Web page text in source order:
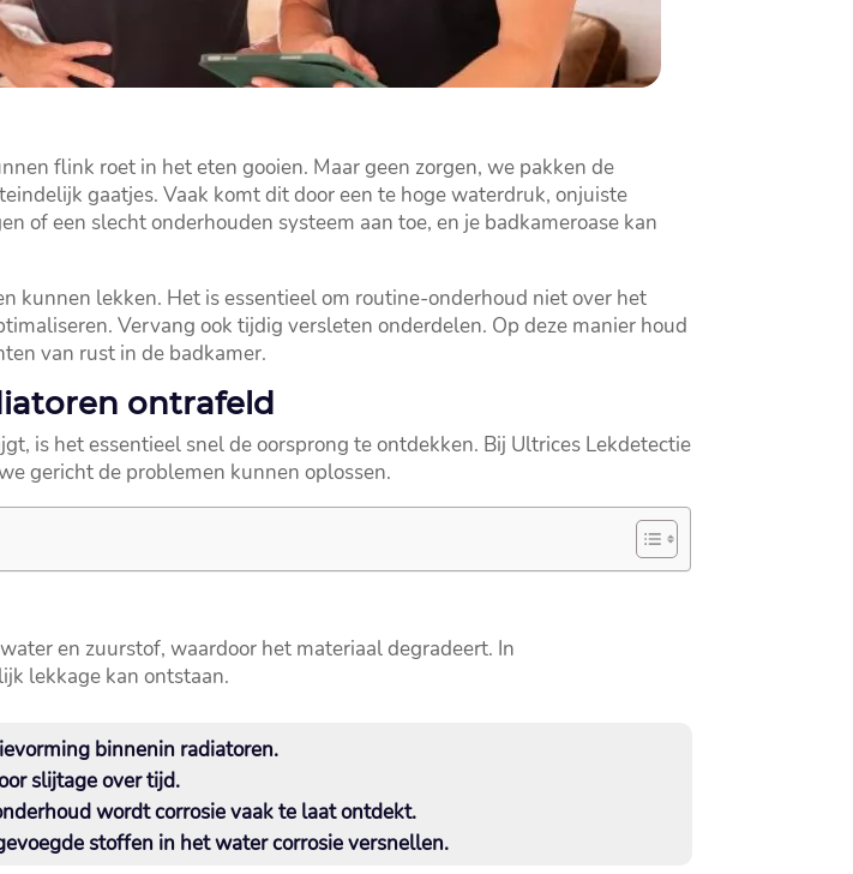
flink roet in het eten gooien.​ Maar geen zorgen, we pakken de
gaatjes.​ Vaak komt dit door een te hoge waterdruk, onjuiste
of een slecht onderhouden systeem aan toe, en je badkameroase kan
kunnen lekken.​ Het is essentieel om routine-onderhoud niet over het
Vervang ook tijdig versleten onderdelen.​ Op deze manier houd
van rust in de badkamer.​
ontrafeld
is het essentieel snel de oorsprong te ontdekken.​ Bij Ultrices Lekdetectie
gericht de problemen kunnen oplossen.​
en zuurstof, waardoor het materiaal degradeert.​ In
lekkage kan ontstaan.​
binnenin radiatoren.​
slijtage over tijd.​
wordt corrosie vaak te laat ontdekt.​
stoffen in het water corrosie versnellen.​